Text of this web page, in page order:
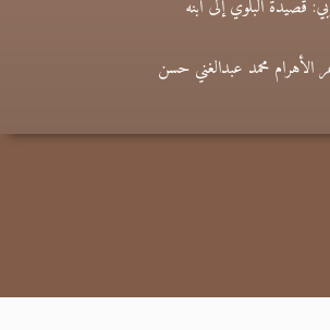
قصيدة البلوي إلى ابنه
الأهرام محمد عبدالغني حسن